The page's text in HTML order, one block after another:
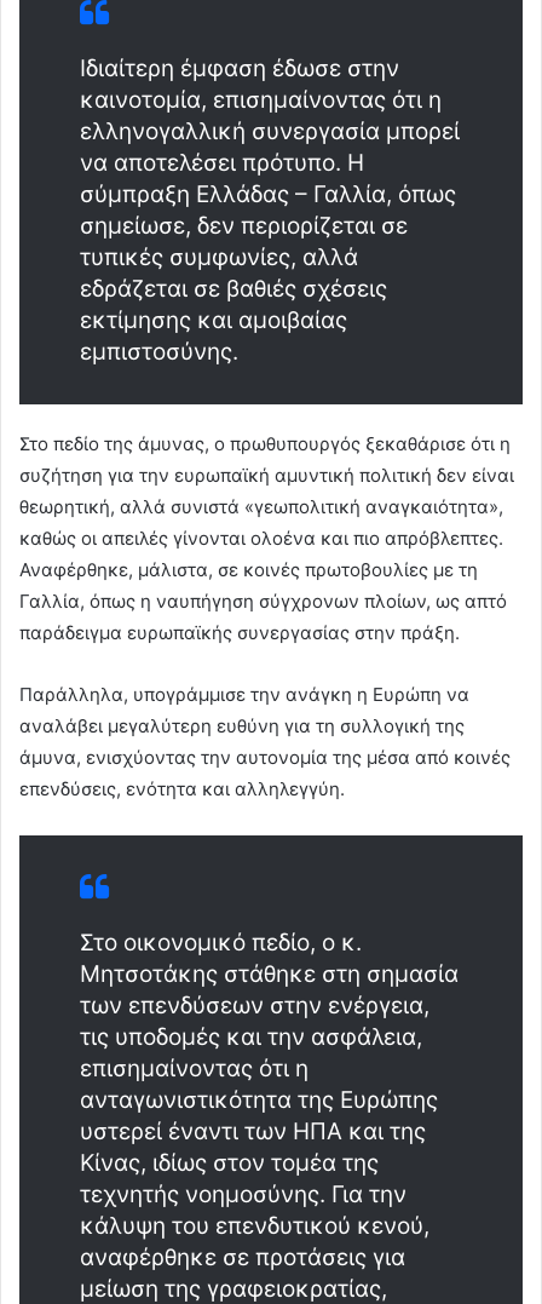
Ιδιαίτερη έμφαση έδωσε στην
καινοτομία, επισημαίνοντας ότι η
ελληνογαλλική συνεργασία μπορεί
να αποτελέσει πρότυπο. Η
σύμπραξη Ελλάδας – Γαλλία, όπως
σημείωσε, δεν περιορίζεται σε
τυπικές συμφωνίες, αλλά
εδράζεται σε βαθιές σχέσεις
εκτίμησης και αμοιβαίας
εμπιστοσύνης.
Στο πεδίο της άμυνας, ο πρωθυπουργός ξεκαθάρισε ότι η
συζήτηση για την ευρωπαϊκή αμυντική πολιτική δεν είναι
θεωρητική, αλλά συνιστά «γεωπολιτική αναγκαιότητα»,
καθώς οι απειλές γίνονται ολοένα και πιο απρόβλεπτες.
Αναφέρθηκε, μάλιστα, σε κοινές πρωτοβουλίες με τη
Γαλλία, όπως η ναυπήγηση σύγχρονων πλοίων, ως απτό
παράδειγμα ευρωπαϊκής συνεργασίας στην πράξη.
Παράλληλα, υπογράμμισε την ανάγκη η Ευρώπη να
αναλάβει μεγαλύτερη ευθύνη για τη συλλογική της
άμυνα, ενισχύοντας την αυτονομία της μέσα από κοινές
επενδύσεις, ενότητα και αλληλεγγύη.
Στο οικονομικό πεδίο, ο κ.
Μητσοτάκης στάθηκε στη σημασία
των επενδύσεων στην ενέργεια,
τις υποδομές και την ασφάλεια,
επισημαίνοντας ότι η
ανταγωνιστικότητα της Ευρώπης
υστερεί έναντι των ΗΠΑ και της
Κίνας, ιδίως στον τομέα της
τεχνητής νοημοσύνης. Για την
κάλυψη του επενδυτικού κενού,
αναφέρθηκε σε προτάσεις για
μείωση της γραφειοκρατίας,